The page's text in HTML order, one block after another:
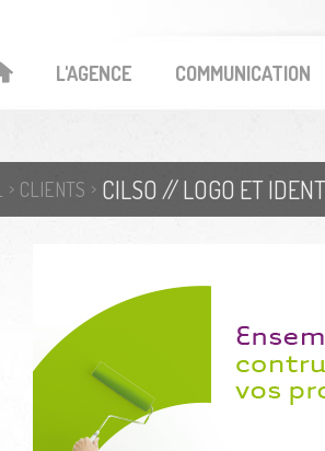
L'AGENCE COMMUNICATION
CLIENTS CILSO // LOGO ET